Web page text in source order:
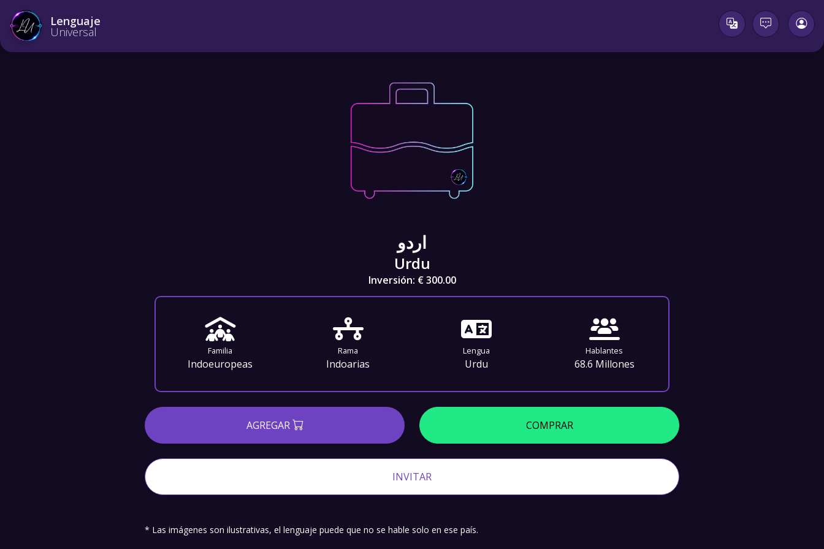
Lenguaje
Universal
اردو
Urdu
Inversión: € 300.00
Familia
Indoeuropeas
Rama
Indoarias
Lengua
Urdu
Hablantes
68.6 Millones
AGREGAR COMPRAR
INVITAR
* Las imágenes son ilustrativas, el lenguaje puede que no se hable solo en ese país.